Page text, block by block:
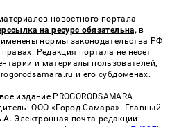
новостного портала
на ресурс обязательна, в
нормы законодательства РФ
Редакция портала не несет
и материалы пользователей,
и его субдоменах.
издание PROGORODSAMARA
ООО «Город Самара». Главный
Электронная почта редакции: